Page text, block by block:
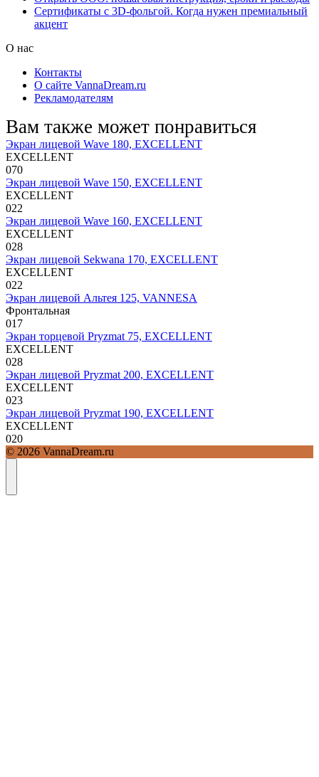
Сертификаты с 3D-фольгой. Когда нужен премиальный
акцент
О нас
Контакты
О сайте VannaDream.ru
Рекламодателям
Вам также может понравиться
Экран лицевой Wave 180, EXCELLENT
EXCELLENT
070
Экран лицевой Wave 150, EXCELLENT
EXCELLENT
022
Экран лицевой Wave 160, EXCELLENT
EXCELLENT
028
Экран лицевой Sekwana 170, EXCELLENT
EXCELLENT
022
Экран лицевой Альтея 125, VANNESA
Фронтальная
017
Экран торцевой Pryzmat 75, EXCELLENT
EXCELLENT
028
Экран лицевой Pryzmat 200, EXCELLENT
EXCELLENT
023
Экран лицевой Pryzmat 190, EXCELLENT
EXCELLENT
020
© 2026 VannaDream.ru